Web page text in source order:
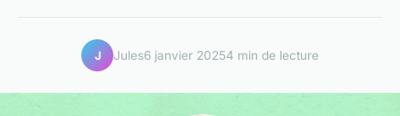
J Jules6 janvier 20254 min de lecture